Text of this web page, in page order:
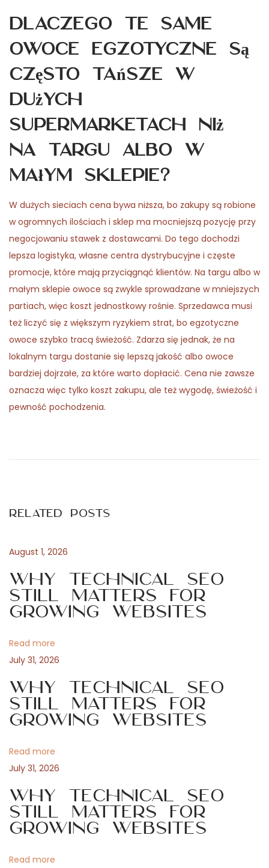
Dlaczego te same
owoce egzotyczne są
często tańsze w
dużych
supermarketach niż
na targu albo w
małym sklepie?
W dużych sieciach cena bywa niższa, bo zakupy są robione
w ogromnych ilościach i sklep ma mocniejszą pozycję przy
negocjowaniu stawek z dostawcami. Do tego dochodzi
lepsza logistyka, własne centra dystrybucyjne i częste
promocje, które mają przyciągnąć klientów. Na targu albo w
małym sklepie owoce są zwykle sprowadzane w mniejszych
partiach, więc koszt jednostkowy rośnie. Sprzedawca musi
też liczyć się z większym ryzykiem strat, bo egzotyczne
owoce szybko tracą świeżość. Zdarza się jednak, że na
lokalnym targu dostanie się lepszą jakość albo owoce
bardziej dojrzałe, za które warto dopłacić. Cena nie zawsze
oznacza więc tylko koszt zakupu, ale też wygodę, świeżość i
pewność pochodzenia.
s
n
a
i
g
a
t
i
o
n
o
s
o
s
t
a
e
u
t
z
n
g
v
o
n
a
c
w
i
s
Related Posts
August 1, 2026
Why Technical SEO
Still Matters for
Growing Websites
Read more
July 31, 2026
Why Technical SEO
Still Matters for
Growing Websites
Read more
July 31, 2026
Why Technical SEO
Still Matters for
Growing Websites
Read more